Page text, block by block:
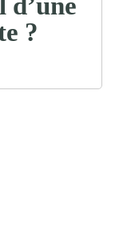
?